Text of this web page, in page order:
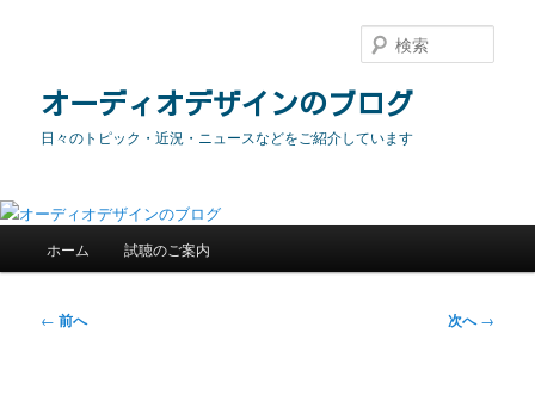
へ
オーディオデザインのブログ
日々のトピック・近況・ニュースなどをご紹介しています
索
ホーム 試聴のご案内
投
← 前へ 次へ→